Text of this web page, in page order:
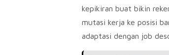
kepikiran buat bikin
mutasi kerja ke posisi
adaptasi dengan job